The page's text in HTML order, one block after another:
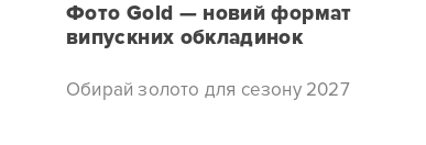
Фото Gold — новий формат
випускних обкладинок
Обирай золото для сезону 2027